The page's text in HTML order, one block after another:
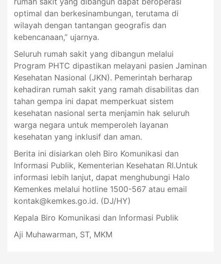
optimal dan berkesinambungan, terutama di
wilayah dengan tantangan geografis dan
kebencanaan,” ujarnya.
Seluruh rumah sakit yang dibangun melalui
Program PHTC dipastikan melayani pasien Jaminan
Kesehatan Nasional (JKN). Pemerintah berharap
kehadiran rumah sakit yang ramah disabilitas dan
tahan gempa ini dapat memperkuat sistem
kesehatan nasional serta menjamin hak seluruh
warga negara untuk memperoleh layanan
kesehatan yang inklusif dan aman.
Berita ini disiarkan oleh Biro Komunikasi dan
Informasi Publik, Kementerian Kesehatan RI.Untuk
informasi lebih lanjut, dapat menghubungi Halo
Kemenkes melalui hotline 1500-567 atau email
kontak@kemkes.go.id. (DJ/HY)
Kepala Biro Komunikasi dan Informasi Publik
Aji Muhawarman, ST, MKM